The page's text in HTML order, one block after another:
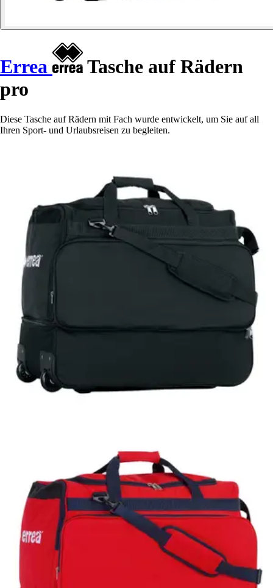
Errea
Tasche auf Rädern
pro
Diese Tasche auf Rädern mit Fach wurde entwickelt, um Sie auf all
Ihren Sport- und Urlaubsreisen zu begleiten.